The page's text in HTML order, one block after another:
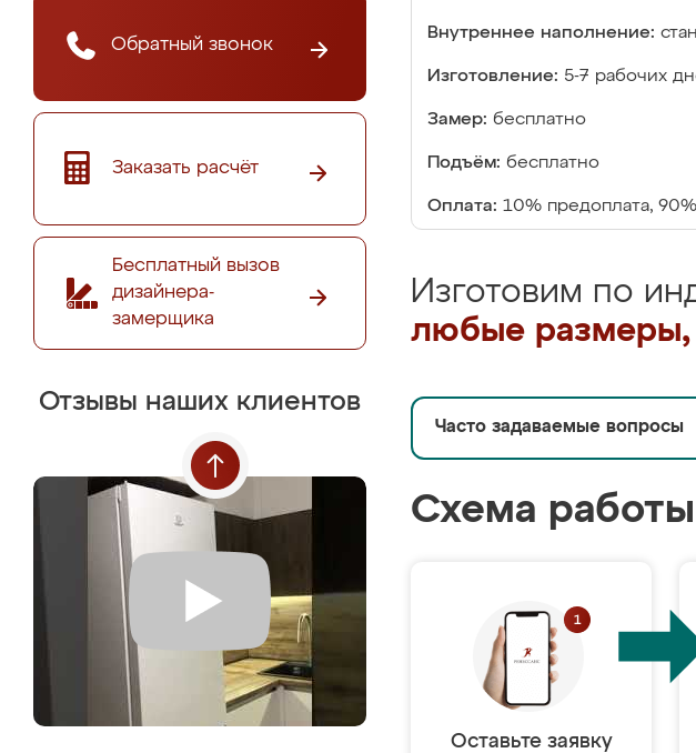
Обратный звонок
Заказать расчёт
Бесплатный вызов
дизайнера-
замерщика
Отзывы наших клиентов
Внутреннее наполнение:
Изготовление: 5-7 рабочих
Замер: бесплатно
Подъём: бесплатно
Оплата: 10% предоплата,
Изготовим по
любые размеры,
Часто задаваемые вопросы
Схема работы
Оставьте заявку